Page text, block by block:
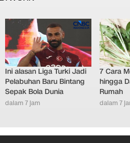
Ini alasan Liga Turki Jadi
Pelabuhan Baru Bintang
Sepak Bola Dunia
dalam 7 jam
7 Cara
hingga
Rumah
dalam 7